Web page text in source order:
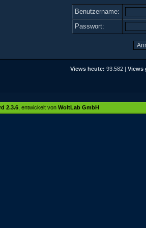
Benutzername:
Passwort:
Views heute: 93.582 | Views
2.3.6 , entwickelt von WoltLab GmbH